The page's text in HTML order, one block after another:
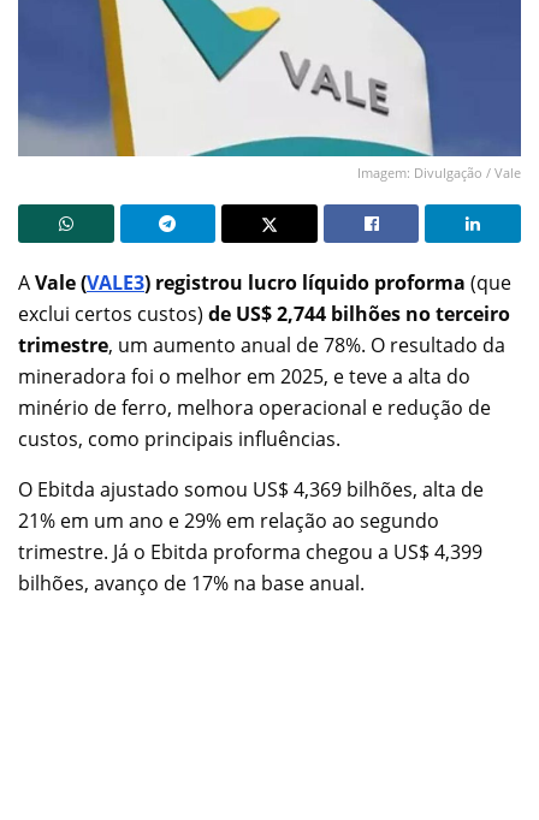
Imagem: Divulgação / Vale
AVale (VALE3) registrou lucro líquido proforma (que
exclui certos custos) de US$ 2,744 bilhões no terceiro
trimestre, um aumento anual de 78%. O resultado da
mineradora foi o melhor em 2025, e teve a alta do
minério de ferro, melhora operacional e redução de
custos, como principais influências.
O Ebitda ajustado somou US$ 4,369 bilhões, alta de
21% em um ano e 29% em relação ao segundo
trimestre. Já o Ebitda proforma chegou a US$ 4,399
bilhões, avanço de 17% na base anual.